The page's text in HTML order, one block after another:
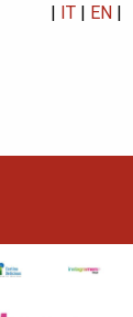
| IT | EN |